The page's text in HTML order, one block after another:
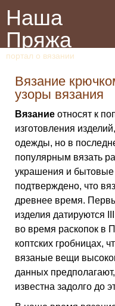
Наша
Пряжа
портал о вязании
Вязание
узоры вязания
Вязание относят к
изготовления
одежды, но в
популярным вязать
украшения и
подтверждено, что
древнее время.
изделия датируются
во время раскопок в
коптских гробницах,
вязаные вещи
данных
известна задолго до